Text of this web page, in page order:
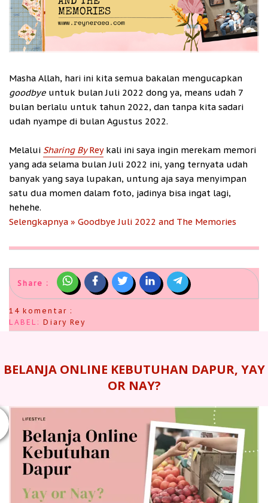
Masha Allah, hari ini kita semua bakalan mengucapkan
goodbye untuk bulan Juli 2022 dong ya, means udah 7
bulan berlalu untuk tahun 2022, dan tanpa kita sadari
udah nyampe di bulan Agustus 2022.
Melalui Sharing ByReykali ini saya ingin merekam memori
yang ada selama bulan Juli 2022 ini, yang ternyata udah
banyak yang saya lupakan, untung aja saya menyimpan
satu dua momen dalam foto, jadinya bisa ingat lagi,
hehehe.
Selengkapnya » Goodbye Juli 2022 and The Memories
Share :
14 komentar :
LABEL: Diary Rey
BELANJA ONLINE KEBUTUHAN DAPUR, YAY
OR NAY?